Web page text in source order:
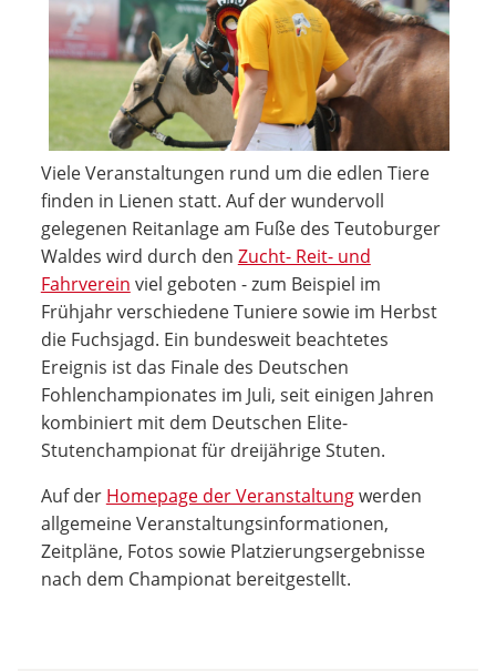
Viele Veranstaltungen rund um die edlen Tiere
finden in Lienen statt. Auf der wundervoll
gelegenen Reitanlage am Fuße des Teutoburger
Waldes wird durch den Zucht- Reit- und
Fahrverein viel geboten - zum Beispiel im
Frühjahr verschiedene Tuniere sowie im Herbst
die Fuchsjagd. Ein bundesweit beachtetes
Ereignis ist das Finale des Deutschen
Fohlenchampionates im Juli, seit einigen Jahren
kombiniert mit dem Deutschen Elite-
Stutenchampionat für dreijährige Stuten.
Auf der Homepage der Veranstaltungwerden
allgemeine Veranstaltungsinformationen,
Zeitpläne, Fotos sowie Platzierungsergebnisse
nach dem Championat bereitgestellt.